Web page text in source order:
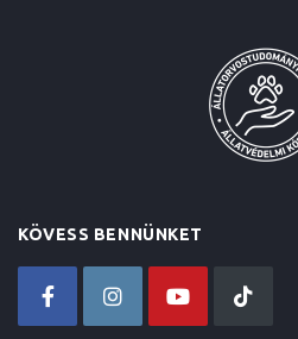
KÖVESS BENNÜNKET